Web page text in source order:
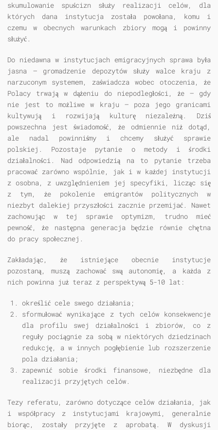
skumulowanie spuścizn służy realizacji celów, dla
których dana instytucja została powołana, komu i
czemu w obecnych warunkach zbiory mogą i powinny
służyć.
Do niedawna w instytucjach emigracyjnych sprawa była
jasna — gromadzenie depozytów służy walce kraju z
narzuconym systemem, zaświadcza wobec otoczenia, że
Polacy trwają w dążeniu do niepodległości, że — gdy
nie jest to możliwe w kraju — poza jego granicami
kultywują i rozwijają kulturę niezależną. Dziś
powszechna jest świadomość, że odmiennie niż dotąd,
ale nadal powinniśmy i chcemy służyć sprawie
polskiej. Pozostaje pytanie o metody i środki
działalności. Nad odpowiedzią na to pytanie trzeba
pracować zarówno wspólnie, jak i w każdej instytucji
z osobna, z uwzględnieniem jej specyfiki, licząc się
z tym, że pokolenie emigrantów politycznych w
niezbyt dalekiej przyszłości zacznie przemijać. Nawet
zachowując w tej sprawie optymizm, trudno mieć
pewność, że następna generacja będzie równie chętna
do pracy społecznej.
Zakładając, że istniejące obecnie instytucje
pozostaną, muszą zachować swą autonomię, a każda z
nich powinna już teraz z perspektywą 5-10 lat:
określić cele swego działania;
sformułować wynikające z tych celów konsekwencje
dla profilu swej działalności i zbiorów, co z
reguły pociągnie za sobą w niektórych dziedzinach
redukcję, a w innych pogłębienie lub rozszerzenie
pola działania;
zapewnić sobie środki finansowe, niezbędne dla
realizacji przyjętych celów.
Tezy referatu, zarówno dotyczące celów działania, jak
i współpracy z instytucjami krajowymi, generalnie
biorąc, zostały przyjęte z aprobatą. W dyskusji